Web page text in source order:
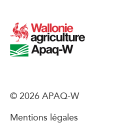
© 2026 APAQ-W
Mentions légales